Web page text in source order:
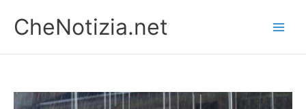
contenuto
CheNotizia.net